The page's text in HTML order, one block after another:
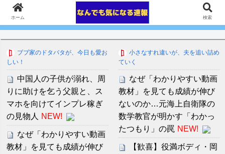
ブブ家のドタバタが、今日も愛お
しい！
中国人の子供が溺れ、周
りに助けを乞う父親と、ス
マホを向けてインプレ稼ぎ
の見物人
NEW!
なぜ「わかりやすい動画
教材」を見ても成績が伸び
小さなすれ違いが、夫を追い詰め
ていく
なぜ「わかりやすい動画
教材」を見ても成績が伸び
ないのか…元海上自衛隊の
数学教官が明かす「わかっ
たつもり」の罠 NEW!
【歓喜】役満ボディ・岡
ホーム 検索